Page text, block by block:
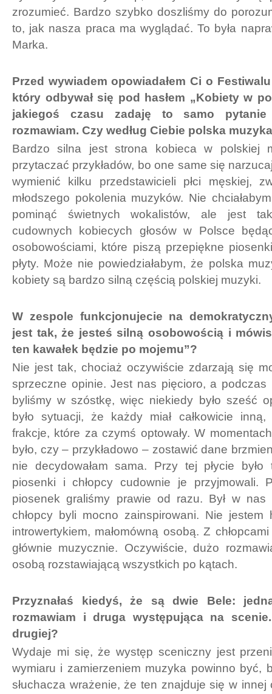
zrozumieć. Bardzo szybko doszliśmy do
to, jak nasza praca ma wyglądać. To była
Marka.
Przed wywiadem opowiadałem Ci o
który odbywał się pod hasłem „Kobiety w
jakiegoś czasu zadaję to samo
rozmawiam. Czy według Ciebie polska
Bardzo silna jest strona kobieca w polskiej
przytaczać przykładów, bo one same się
wymienić kilku przedstawicieli płci męskiej,
młodszego pokolenia muzyków. Nie
pominąć świetnych wokalistów, ale jest
cudownych kobiecych głosów w Polsce
osobowościami, które piszą przepiękne
płyty. Może nie powiedziałabym, że polska
kobiety są bardzo silną częścią polskiej muzyki.
W zespole funkcjonujecie na
jest tak, że jesteś silną osobowością i
ten kawałek będzie po mojemu”?
Nie jest tak, chociaż oczywiście zdarzają się
sprzeczne opinie. Jest nas pięcioro, a podczas
byliśmy w szóstkę, więc niekiedy było sześć
było sytuacji, że każdy miał całkowicie inną,
frakcje, które za czymś optowały. W
było, czy – przykładowo – zostawić dane
nie decydowałam sama. Przy tej płycie było
piosenki i chłopcy cudownie je przyjmowali.
piosenek graliśmy prawie od razu. Był w
chłopcy byli mocno zainspirowani. Nie jestem
introwertykiem, małomówną osobą. Z
głównie muzycznie. Oczywiście, dużo
osobą rozstawiającą wszystkich po kątach.
Przyznałaś kiedyś, że są dwie Bele:
rozmawiam i druga występująca na
drugiej?
Wydaje mi się, że występ sceniczny jest
wymiaru i zamierzeniem muzyka powinno być,
słuchacza wrażenie, że ten znajduje się w innej